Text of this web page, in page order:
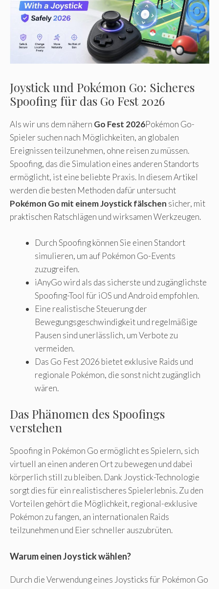
Joystick und Pokémon Go: Sicheres
Spoofing für das Go Fest 2026
Als wir uns dem nähern Go Fest 2026Pokémon Go-
Spieler suchen nach Möglichkeiten, an globalen
Ereignissen teilzunehmen, ohne reisen zu müssen.
Spoofing, das die Simulation eines anderen Standorts
ermöglicht, ist eine beliebte Praxis. In diesem Artikel
werden die besten Methoden dafür untersucht
Pokémon Go mit einem Joystick fälschen sicher, mit
praktischen Ratschlägen und wirksamen Werkzeugen.
Durch Spoofing können Sie einen Standort
simulieren, um auf Pokémon Go-Events
zuzugreifen.
iAnyGo wird als das sicherste und zugänglichste
Spoofing-Tool für iOS und Android empfohlen.
Eine realistische Steuerung der
Bewegungsgeschwindigkeit und regelmäßige
Pausen sind unerlässlich, um Verbote zu
vermeiden.
Das Go Fest 2026 bietet exklusive Raids und
regionale Pokémon, die sonst nicht zugänglich
wären.
Das Phänomen des Spoofings
verstehen
Spoofing in Pokémon Go ermöglicht es Spielern, sich
virtuell an einen anderen Ort zu bewegen und dabei
körperlich still zu bleiben. Dank Joystick-Technologie
sorgt dies für ein realistischeres Spielerlebnis. Zu den
Vorteilen gehört die Möglichkeit, regional-exklusive
Pokémon zu fangen, an internationalen Raids
teilzunehmen und Eier schneller auszubrüten.
Warum einen Joystick wählen?
Durch die Verwendung eines Joysticks für Pokémon Go